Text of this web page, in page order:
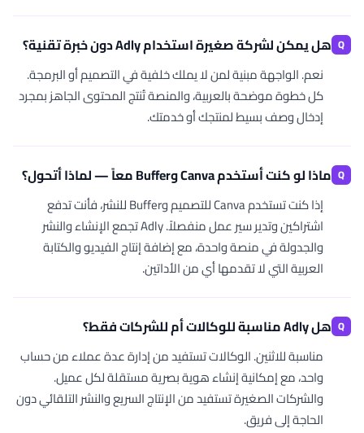
هل يمكن لشركة صغيرة استخدام Adly دون خبرة تقنية؟
نعم. الواجهة مبنية لمن لا يملك خلفية في التصميم أو البرمجة.
كل خطوة موضحة بالعربية، والمنصة تُنتج المحتوى الجاهز بمجرد
إدخال وصف بسيط لمنتجك أو خدمتك.
ماذا لو كنت أستخدم Canva وBuffer معاً — لماذا أتحول؟
إذا كنت تستخدم Canva للتصميم وBuffer للنشر، فأنت تدفع
اشتراكين وتدير سير عمل منفصلاً. Adly تجمع الإنشاء والنشر
والجدولة في منصة واحدة، مع إضافة إنتاج الفيديو والكتابة
العربية التي لا تقدمها أي من الأداتين.
هل Adly مناسبة للوكالات أم للشركات فقط؟
مناسبة للاثنين. الوكالات تستفيد من إدارة عدة عملاء من حساب
واحد، مع إمكانية إنشاء هوية بصرية مستقلة لكل عميل.
والشركات الصغيرة تستفيد من الإنتاج السريع والنشر التلقائي دون
الحاجة إلى فريق.